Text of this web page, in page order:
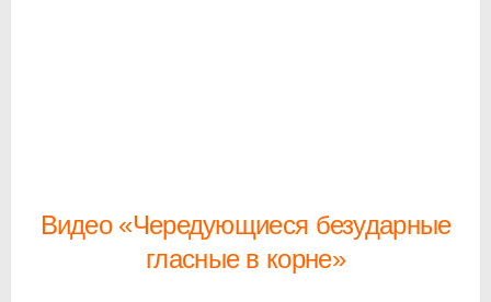
Видео «Чередующиеся безударные
гласные в корне»